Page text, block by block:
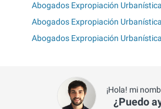
Abogados Expropiación
Abogados Expropiación
Abogados Expropiación
¡Hola! mi
¿Puedo